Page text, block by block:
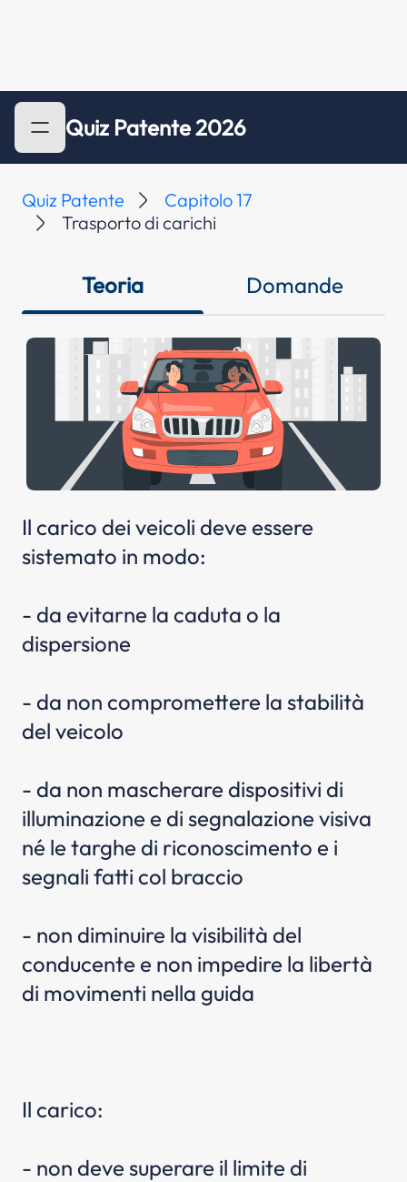
Quiz Patente 2026
Quiz Patente
Capitolo 17
Trasporto di carichi
Teoria Domande
Il carico dei veicoli deve essere
sistemato in modo:
- da evitarne la caduta o la
dispersione
- da non compromettere la stabilità
del veicolo
- da non mascherare dispositivi di
illuminazione e di segnalazione visiva
né le targhe di riconoscimento e i
segnali fatti col braccio
- non diminuire la visibilità del
conducente e non impedire la libertà
di movimenti nella guida
Il carico:
- non deve superare il limite di